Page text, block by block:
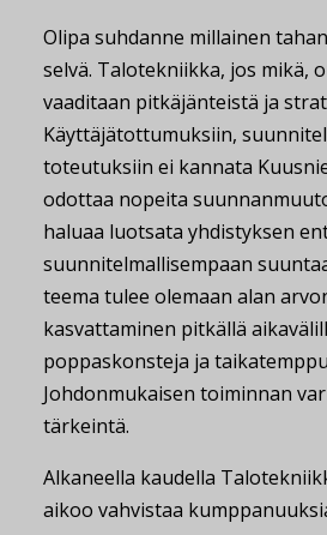
Olipa suhdanne millainen
selvä. Talotekniikka, jos mikä,
vaaditaan pitkäjänteistä ja
Käyttäjätottumuksiin,
toteutuksiin ei kannata
odottaa nopeita
haluaa luotsata yhdistyksen
suunnitelmallisempaan
teema tulee olemaan alan
kasvattaminen pitkällä
poppaskonsteja ja
Johdonmukaisen toiminnan
tärkeintä.
Alkaneella kaudella
aikoo vahvistaa